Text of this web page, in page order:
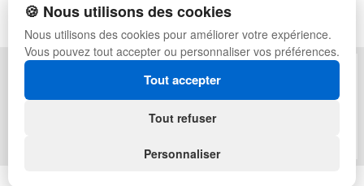
ESTANTERIASKIT
Estanterias
POLITIQUE DE CONFIDENTIALITÉ
PLAN DU SITE
🍪 Nous utilisons des cookies
Nous utilisons des cookies pour améliorer votre expérience.
Vous pouvez tout accepter ou personnaliser vos préférences.
Tout accepter
Tout refuser
Personnaliser